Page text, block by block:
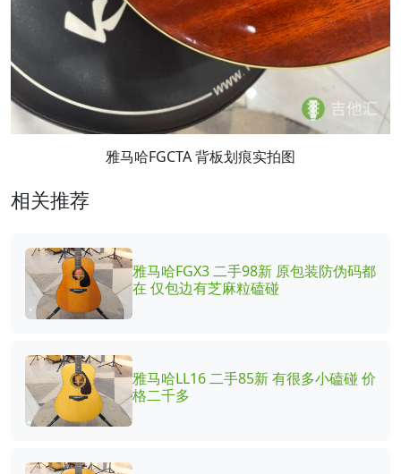
雅马哈FGCTA 背板划痕实拍图
相关推荐
雅马哈FGX3 二手98新 原包装防伪码都
在 仅包边有芝麻粒磕碰
雅马哈LL16 二手85新 有很多小磕碰 价
格二千多